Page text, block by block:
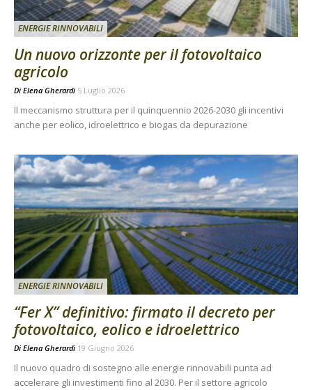
ENERGIE RINNOVABILI
Un nuovo orizzonte per il fotovoltaico
agricolo
Di Elena Gherardi 5 Luglio 2026
Il meccanismo struttura per il quinquennio 2026-2030 gli incentivi
anche per eolico, idroelettrico e biogas da depurazione
ENERGIE RINNOVABILI
“Fer X” definitivo: firmato il decreto per
fotovoltaico, eolico e idroelettrico
Di Elena Gherardi 19 Giugno 2026
Il nuovo quadro di sostegno alle energie rinnovabili punta ad
accelerare gli investimenti fino al 2030. Per il settore agricolo